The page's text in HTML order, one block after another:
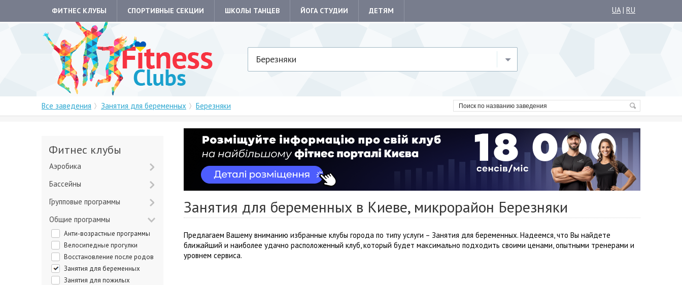
ФИТНЕС КЛУБЫ СПОРТИВНЫЕ СЕКЦИИ ШКОЛЫ ТАНЦЕВ ЙОГА СТУДИИ ДЕТЯМ UA| RU
Березняки
Все заведения Занятия для беременных Березняки
Занятия для беременных в Киеве, микрорайон Березняки
Предлагаем Вашему вниманию избранные клубы города по типу услуги – Занятия для беременных. Надеемся, что Вы найдете
ближайший и наиболее удачно расположенный клуб, который будет максимально подходить своими ценами, опытными тренерами и
уровнем сервиса.
Фитнес клубы
Аэробика
Бассейны
Групповые программы
Общие программы
Анти-возрастные программы
Велосипедные прогулки
Восстановление после родов
Занятия для беременных
Занятия для пожилых